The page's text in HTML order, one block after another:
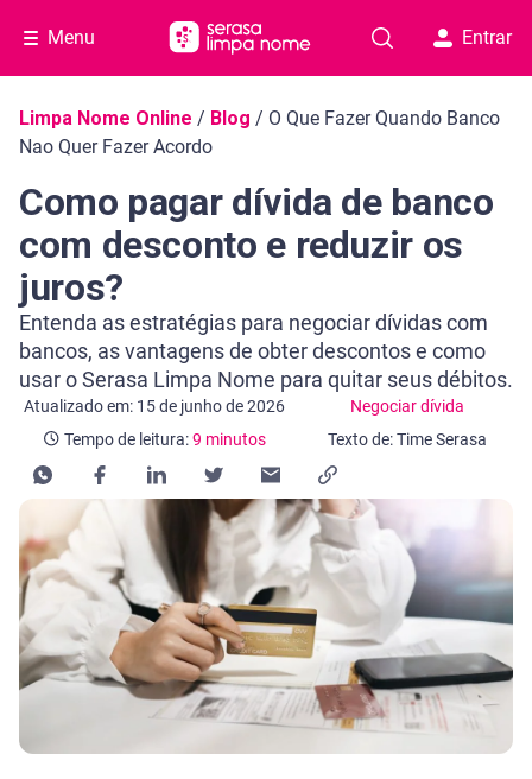
Menu Entrar
Navegação do blog
Limpa Nome Online / Blog / O Que Fazer Quando Banco
Nao Quer Fazer Acordo
Como pagar dívida de banco
com desconto e reduzir os
juros?
Entenda as estratégias para negociar dívidas com
bancos, as vantagens de obter descontos e como
usar o Serasa Limpa Nome para quitar seus débitos.
Atualizado em: 15 de junho de 2026 Negociar dívida
Categoria Negociar dívida
Tempo de leitura:9 minutos
Tempo de leitura: 9 minutos
Texto de: Time Serasa